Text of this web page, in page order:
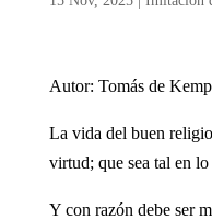
Autor: Tomás de
La vida del buen
virtud; que sea tal en
Y con razón debe ser